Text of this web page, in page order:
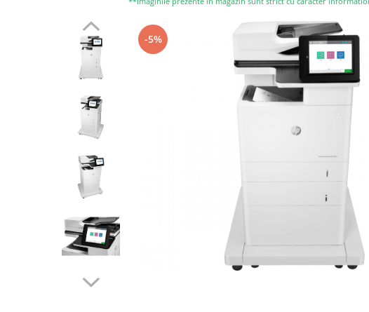
Imprimante termice
Imprimante matriciale
Accesorii imprimante
Accesorii multifunctionale
Consumabile imprimanta
Capete imprimare
Cartuse inkjet si cerneala
-5%